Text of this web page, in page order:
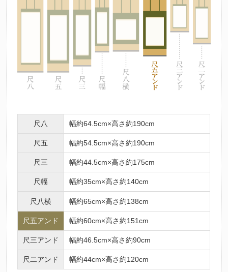
仏名
初七日 不動明王 ふどうみょうおう
二七日 釈迦如来 しゃかにょらい
五七日 地蔵菩薩じぞうぼさつ
六七日 弥勒菩薩 みろくぼさつ
薬師如来
観世音菩薩かんのんぼさつ
一周忌 勢至菩薩せいしぼさつ
三回忌 阿弥陀如来あみだにょらい
七回忌 阿閃如来 あしゅくにょらい
十三回忌 大日如来だいにちにょらい
三十三回忌 虚空蔵菩薩
十三仏の中には、人それぞれの守り本尊があるとされています。
尺八 幅約64.5cm×高さ約190cm
尺五 幅約54.5cm×高さ約190cm
尺三 幅約44.5cm×高さ約175cm
尺幅 幅約35cm×高さ約140cm
尺八横 幅約65cm×高さ約138cm
尺五アンド 幅約60cm×高さ約151cm
尺三アンド 幅約46.5cm×高さ約90cm
尺二アンド 幅約44cm×高さ約120cm